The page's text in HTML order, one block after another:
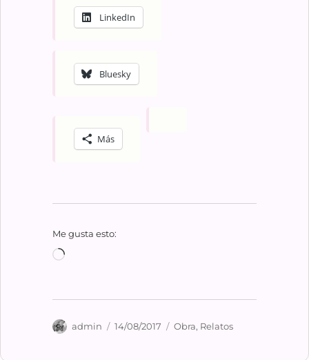
LinkedIn
Bluesky
Más
Me gusta esto:
Cargando...
Autor
admin
Publicado
14/08/2017 Categorías
Obra, Relatos